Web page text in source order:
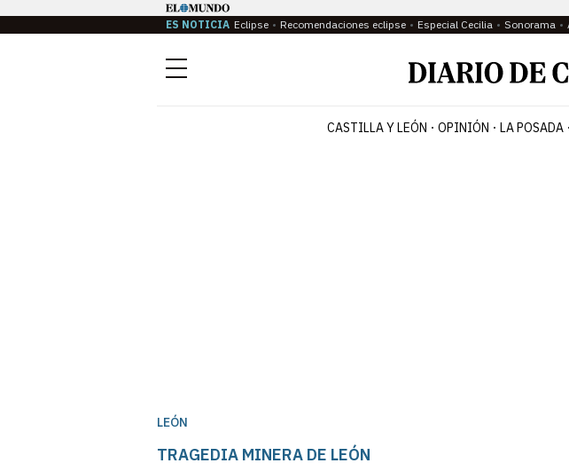
ES NOTICIA Eclipse Recomendaciones eclipse Especial Cecilia Sonorama
Menú
CASTILLA Y LEÓN OPINIÓN LA POSADA
LEÓN
TRAGEDIA MINERA DE LEÓN